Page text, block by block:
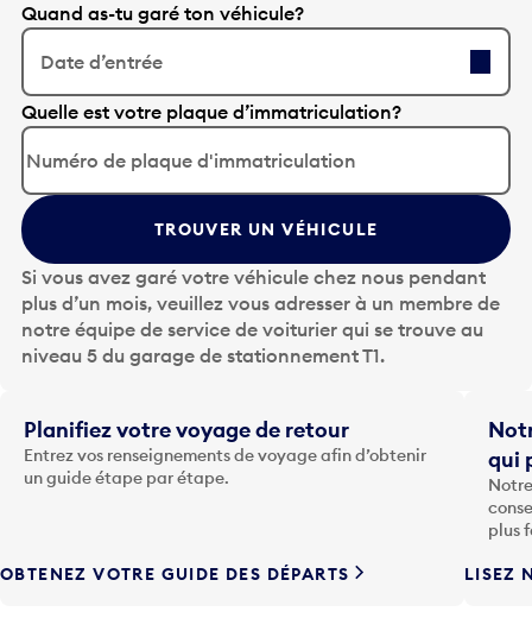
Quand as-tu garé ton véhicule?
Date d’entrée
A
p
p
u
y
e
z
s
u
r
l
t
o
u
F
Quelle est votre plaque d’immatriculation?
TROUVER UN VÉHICULE
Si vous avez garé votre véhicule chez nous pendant
plus d’un mois, veuillez vous adresser à un membre de
notre équipe de service de voiturier qui se trouve au
niveau 5 du garage de stationnement T1.
Planifiez votre voyage de retour
Entrez vos renseignements de voyage afin d’obtenir
un guide étape par étape.
OBTENEZ VOTRE GUIDE DES DÉPARTS
qui
plus
LISEZ